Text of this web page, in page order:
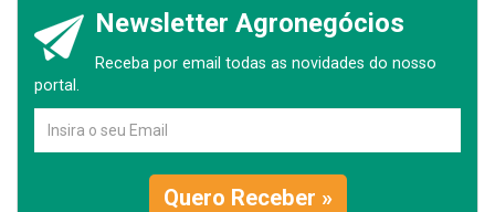
Newsletter Agronegócios
Receba por email todas as novidades do nosso
portal.
Quero Receber »